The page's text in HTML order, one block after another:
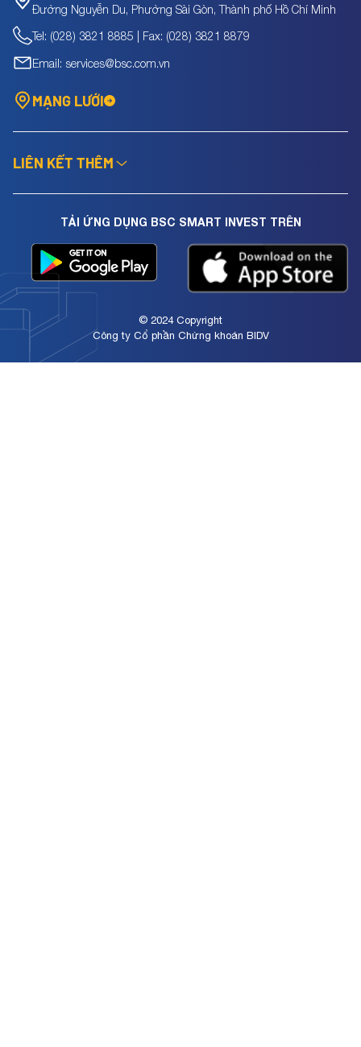
Đường Nguyễn Du, Phường Sài Gòn, Thành phố Hồ Chí Minh
Tel: (028) 3821 8885 | Fax: (028) 3821 8879
Email: services@bsc.com.vn
MẠNG LƯỚI
LIÊN KẾT THÊM
TẢI ỨNG DỤNG BSC SMART INVEST TRÊN
© 2024 Copyright
Công ty Cổ phần Chứng khoán BIDV